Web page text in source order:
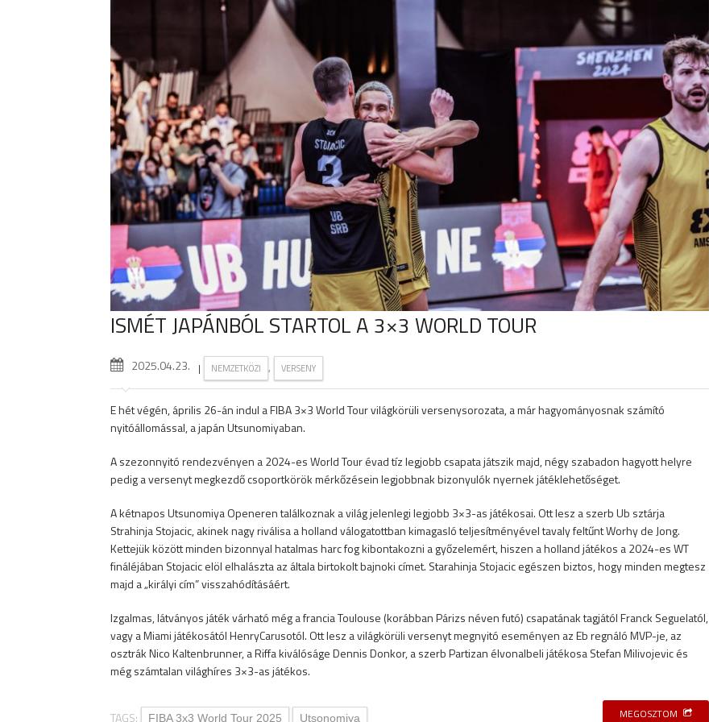
ISMÉT JAPÁNBÓL STARTOL A 3×3 WORLD TOUR
2025.04.23. | NEMZETKÖZI , VERSENY
E hét végén, április 26-án indul a FIBA 3×3 World Tour világkörüli versenysorozata, a már hagyományosnak számító
nyitóállomással, a japán Utsunomiyaban.
A szezonnyitó rendezvényen a 2024-es World Tour évad tíz legjobb csapata játszik majd, négy szabadon hagyott helyre
pedig a versenyt megkezdő csoportkörök mérkőzésein legjobbnak bizonyulók nyernek játéklehetőséget.
A kétnapos Utsunomiya Openeren találkoznak a világ jelenlegi legjobb 3×3-as játékosai. Ott lesz a szerb Ub sztárja
Strahinja Stojacic, akinek nagy riválisa a holland válogatottban kimagasló teljesítményével tavaly feltűnt Worhy de Jong.
Kettejük között minden bizonnyal hatalmas harc fog kibontakozni a győzelemért, hiszen a holland játékos a 2024-es WT
fináléjában Stojacic elöl elhalászta az általa birtokolt bajnoki címet. Starahinja Stojacic egészen biztos, hogy minden megtesz
majd a „királyi cím” visszahódításáért.
Izgalmas, látványos játék várható még a francia Toulouse (korábban Párizs néven futó) csapatának tagjától Franck Seguelatól,
vagy a Miami játékosától HenryCarusotól. Ott lesz a világkörüli versenyt megnyitó eseményen az Eb regnáló MVP-je, az
osztrák Nico Kaltenbrunner, a Riffa kiválóságe Dennis Donkor, a szerb Partizan élvonalbeli játékosa Stefan Milivojevic és
még számtalan világhíres 3×3-as játékos.
TAGS: FIBA 3x3 World Tour 2025 Utsonomiya MEGOSZTOM